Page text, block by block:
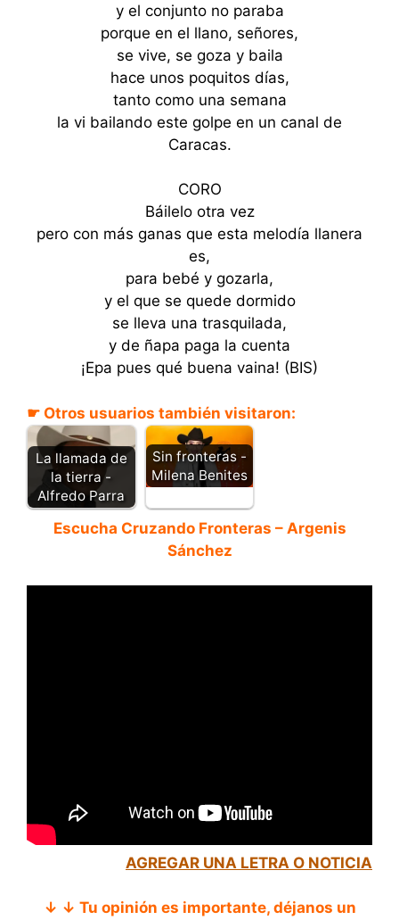
y el conjunto no paraba
porque en el llano, señores,
se vive, se goza y baila
hace unos poquitos días,
tanto como una semana
la vi bailando este golpe en un canal de
Caracas.
CORO
Báilelo otra vez
pero con más ganas que esta melodía llanera
es,
para bebé y gozarla,
y el que se quede dormido
se lleva una trasquilada,
y de ñapa paga la cuenta
¡Epa pues qué buena vaina! (BIS)
☛ Otros usuarios también visitaron:
La llamada de
la tierra -
Alfredo Parra
Sin fronteras -
Milena Benites
Escucha Cruzando Fronteras – Argenis
Sánchez
AGREGAR UNA LETRA O NOTICIA
↓ ↓ Tu opinión es importante, déjanos un